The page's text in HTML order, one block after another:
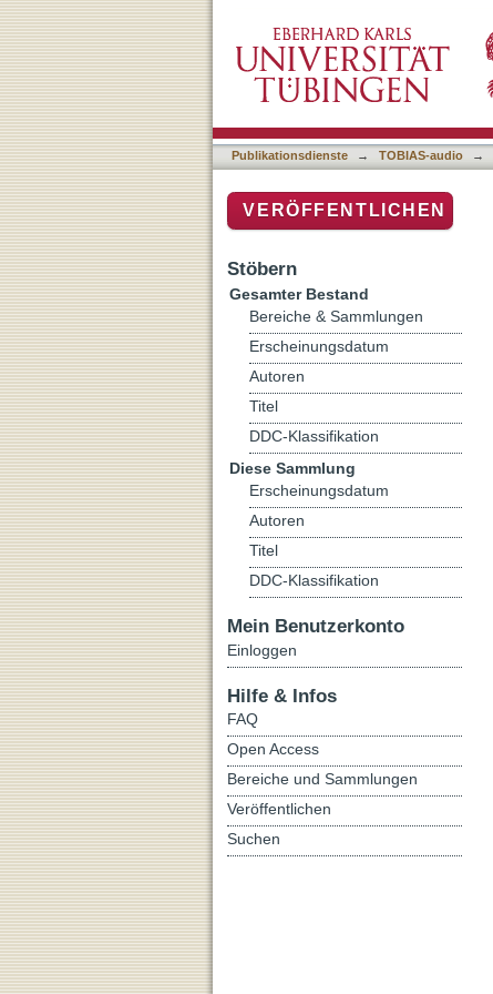
Publikationsdienste → TOBIAS-audio →
VERÖFFENTLICHEN
Stöbern
Gesamter Bestand
Bereiche & Sammlungen
Erscheinungsdatum
Autoren
Titel
DDC-Klassifikation
Diese Sammlung
Erscheinungsdatum
Autoren
Titel
DDC-Klassifikation
Mein Benutzerkonto
Einloggen
Hilfe & Infos
FAQ
Open Access
Bereiche und Sammlungen
Veröffentlichen
Suchen